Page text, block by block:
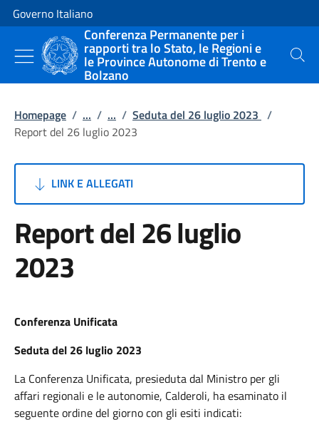
Vai al contenuto
Vai alla navigazione del sito
Governo Italiano
Conferenza Permanente per i
rapporti tra lo Stato, le Regioni e
le Province Autonome di Trento e
Bolzano
Cerca
Homepage / ... / ... / Seduta del 26 luglio 2023 /
Report del 26 luglio 2023
LINK E ALLEGATI
Report del 26 luglio
2023
Conferenza Unificata
Seduta del 26 luglio 2023
La Conferenza Unificata, presieduta dal Ministro per gli
affari regionali e le autonomie, Calderoli, ha esaminato il
seguente ordine del giorno con gli esiti indicati: